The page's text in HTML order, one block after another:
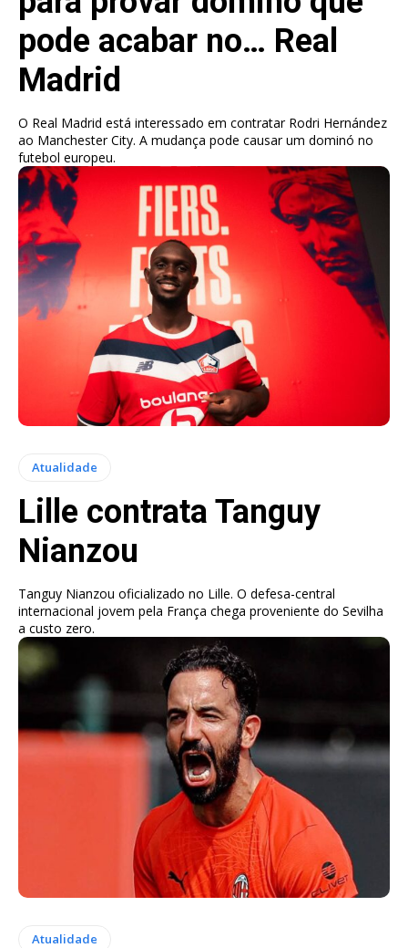
pode acabar no… Real
Madrid
O Real Madrid está interessado em contratar Rodri Hernández
ao Manchester City. A mudança pode causar um dominó no
futebol europeu.
Atualidade
Lille contrata Tanguy
Nianzou
Tanguy Nianzou oficializado no Lille. O defesa-central
internacional jovem pela França chega proveniente do Sevilha
a custo zero.
Atualidade